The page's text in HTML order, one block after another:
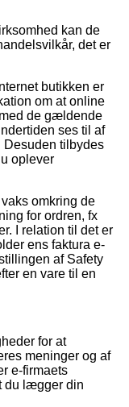
kan de
det er
butikken er
om at online
de gældende
ses til af
Desuden tilbydes
oplever
omkring de
for ordren, fx
I relation til det er
ens faktura e-
af Safety
en vare til en
for at
meninger og af
e-firmaets
du lægger din